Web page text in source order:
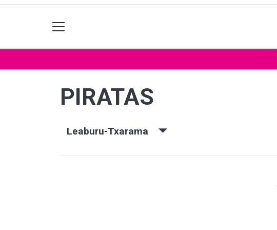
PIRATAS
Leaburu-Txarama